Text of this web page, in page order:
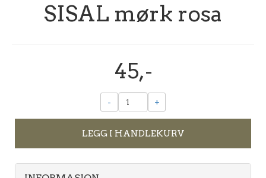
SISAL mørk rosa
45,-
- +
LEGG I HANDLEKURV